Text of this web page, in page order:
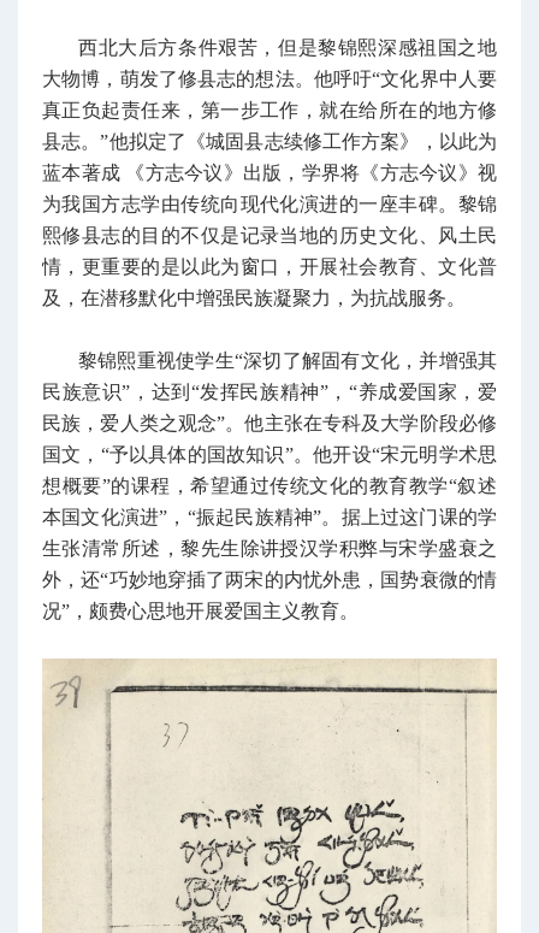
西北大后方条件艰苦，但是黎锦熙深感祖国之地
大物博，萌发了修县志的想法。他呼吁“文化界中人要
真正负起责任来，第一步工作，就在给所在的地方修
县志。”他拟定了《城固县志续修工作方案》，以此为
蓝本著成 《方志今议》出版，学界将《方志今议》视
为我国方志学由传统向现代化演进的一座丰碑。黎锦
熙修县志的目的不仅是记录当地的历史文化、风土民
情，更重要的是以此为窗口，开展社会教育、文化普
及，在潜移默化中增强民族凝聚力，为抗战服务。
黎锦熙重视使学生“深切了解固有文化，并增强其
民族意识”，达到“发挥民族精神”，“养成爱国家，爱
民族，爱人类之观念”。他主张在专科及大学阶段必修
国文，“予以具体的国故知识”。他开设“宋元明学术思
想概要”的课程，希望通过传统文化的教育教学“叙述
本国文化演进”，“振起民族精神”。据上过这门课的学
生张清常所述，黎先生除讲授汉学积弊与宋学盛衰之
外，还“巧妙地穿插了两宋的内忧外患，国势衰微的情
况”，颇费心思地开展爱国主义教育。